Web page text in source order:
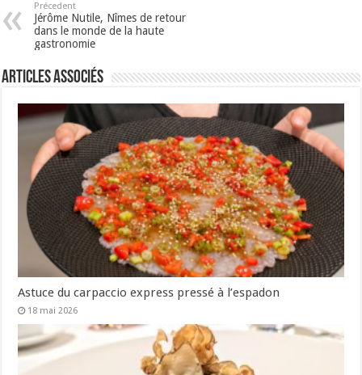
Précedent
Jérôme Nutile, Nîmes de retour
dans le monde de la haute
gastronomie
Articles associés
Astuce du carpaccio express pressé à l’espadon
18 mai 2026